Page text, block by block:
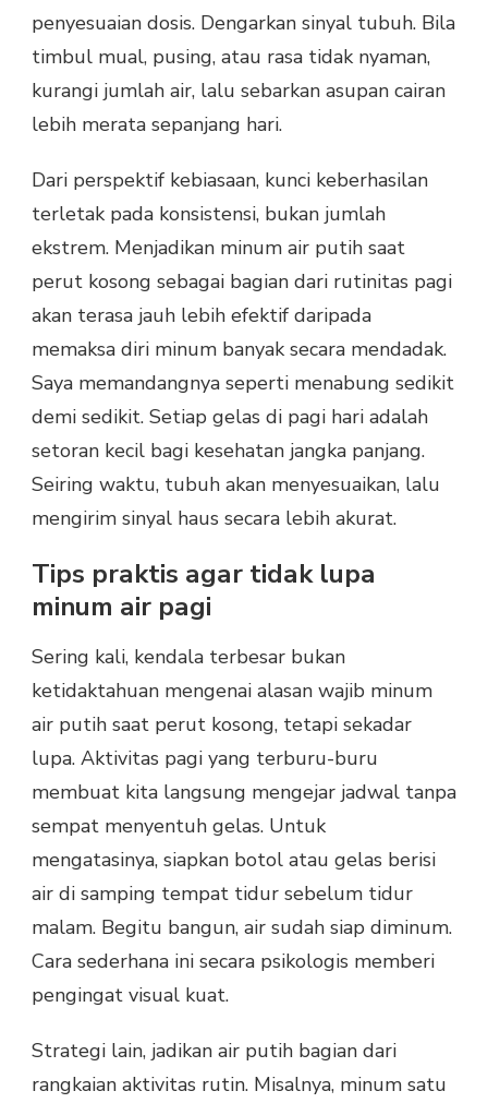
penyesuaian dosis. Dengarkan sinyal tubuh. Bila
timbul mual, pusing, atau rasa tidak nyaman,
kurangi jumlah air, lalu sebarkan asupan cairan
lebih merata sepanjang hari.
Dari perspektif kebiasaan, kunci keberhasilan
terletak pada konsistensi, bukan jumlah
ekstrem. Menjadikan minum air putih saat
perut kosong sebagai bagian dari rutinitas pagi
akan terasa jauh lebih efektif daripada
memaksa diri minum banyak secara mendadak.
Saya memandangnya seperti menabung sedikit
demi sedikit. Setiap gelas di pagi hari adalah
setoran kecil bagi kesehatan jangka panjang.
Seiring waktu, tubuh akan menyesuaikan, lalu
mengirim sinyal haus secara lebih akurat.
Tips praktis agar tidak lupa
minum air pagi
Sering kali, kendala terbesar bukan
ketidaktahuan mengenai alasan wajib minum
air putih saat perut kosong, tetapi sekadar
lupa. Aktivitas pagi yang terburu-buru
membuat kita langsung mengejar jadwal tanpa
sempat menyentuh gelas. Untuk
mengatasinya, siapkan botol atau gelas berisi
air di samping tempat tidur sebelum tidur
malam. Begitu bangun, air sudah siap diminum.
Cara sederhana ini secara psikologis memberi
pengingat visual kuat.
Strategi lain, jadikan air putih bagian dari
rangkaian aktivitas rutin. Misalnya, minum satu